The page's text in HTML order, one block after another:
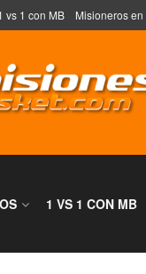
vs 1 con MB Misioneros
1 VS 1 CON MB